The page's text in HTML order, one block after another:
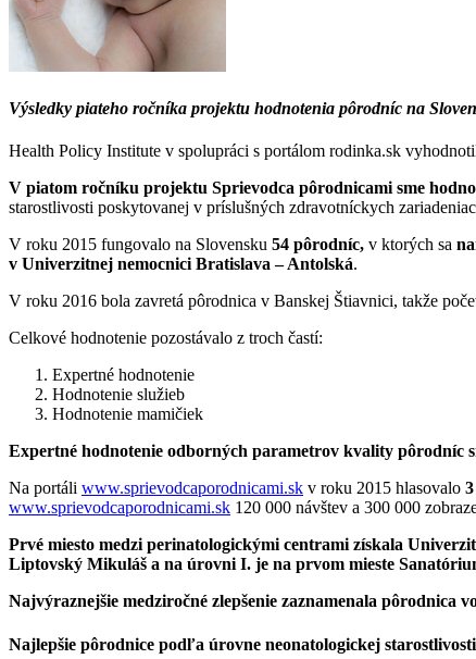
Výsledky piateho ročníka projektu hodnotenia pôrodníc na
Health Policy Institute v spolupráci s portálom rodinka.sk
V piatom ročníku projektu Sprievodca pôrodnicamisme
starostlivosti poskytovanej v príslušných zdravotníckych
V roku 2015 fungovalo na Slovensku 54 pôrodníc, v ktorých sa
v Univerzitnej nemocnici Bratislava – Antolská.
V roku 2016 bola zavretá pôrodnica v Banskej Štiavnici, takže
Celkové hodnotenie pozostávalo z troch častí:
Expertné hodnotenie
Hodnotenie služieb
Hodnotenie mamičiek
Expertné hodnotenie odborných parametrov kvality pôrodníc
Na portáli www.sprievodcaporodnicami.sk v roku 2015 hlasovalo
www.sprievodcaporodnicami.sk 120 000 návštev a 300 000
Prvé miesto medzi perinatologickými centrami získala
Liptovský Mikuláš a na úrovni I. je na prvom mieste
Najvýraznejšie medziročné zlepšenie zaznamenala pôrodnica
Najlepšie pôrodnice podľa úrovne neonatologickej